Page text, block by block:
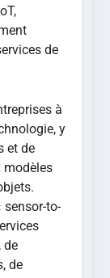
de
à
y
et de
modèles
to-
de
de